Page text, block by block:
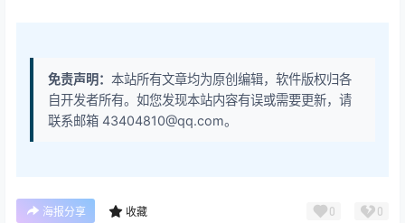
免责声明： 本站所有文章均为原创编辑，软件版权归各
自开发者所有。如您发现本站内容有误或需要更新，请
联系邮箱 43404810@qq.com。
海报分享 收藏 0 0